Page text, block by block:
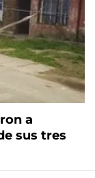
a
sus tres